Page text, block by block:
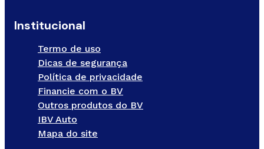
Institucional
Termo de uso
Dicas de segurança
Política de privacidade
Financie com o BV
Outros produtos do BV
IBV Auto
Mapa do site